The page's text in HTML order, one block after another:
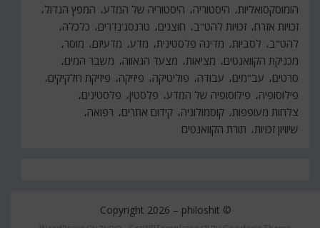
הומוסקסואליות
היסטוריה היסטוריה של המדע
המפץ הגדול
זכויות אזרח זכויות להט"ב חוצנים טרנסג'נדרים
כלכלה
להט"ב
לסביות מדינה פלסטינית מדע מדעיזם
מוסר
מכניקת הקוואנטים
מציאות מצעד הגאווה
משבר המים
סרטים
עב"מים עבודה פוליטיקה פיזיקה
פיזיקת חלקיקים
פילוסופיה
פילוסופיה של המדע פלסטין פלסטינים
צלחות מעופפות קוסמולוגיה קידום אתרים
רפואה
שיוויון זכויות
תורת הקוואנטים
© Copyright 2026 –
philoshit